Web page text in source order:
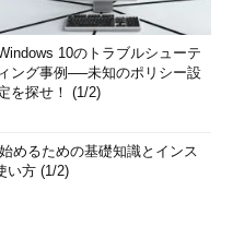
10のトラブルシューテ
ィング事例──未知のポリシー設
を探せ！ (1/2)
めるための基礎知識とインス
い方 (1/2)